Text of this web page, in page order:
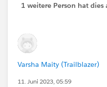
1 weitere Person hat
Varsha Maity (Trailblazer)
11. Juni 2023, 05:59